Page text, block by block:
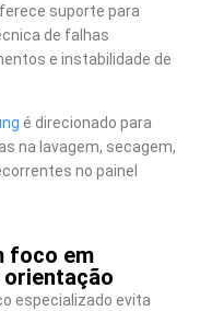
suporte para
de falhas
e instabilidade de
é direcionado para
na lavagem, secagem,
no painel
foco em
especializado evita